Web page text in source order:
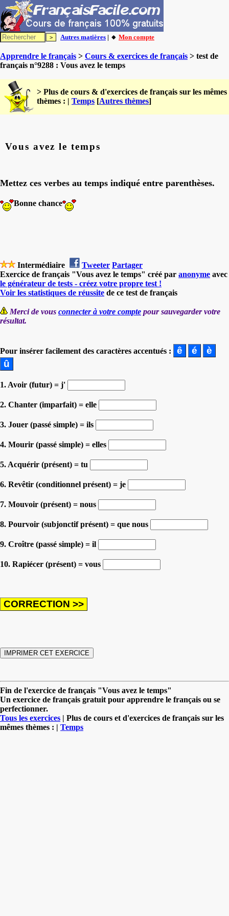
Autres matières | 🔸 Mon compte
Apprendre le français > Cours & exercices de français > test de
français n°9288 : Vous avez le temps
> Plus de cours & d'exercices de français sur les mêmes
thèmes : | Temps [Autres thèmes]
Vous avez le temps
Mettez ces verbes au temps indiqué entre parenthèses.
Bonne chance
Intermédiaire Tweeter Partager
Exercice de français "Vous avez le temps" créé par anonyme avec
le générateur de tests - créez votre propre test !
Voir les statistiques de réussite de ce test de français
Merci de vous connecter à votre compte pour sauvegarder votre
résultat.
Pour insérer facilement des caractères accentués :
1. Avoir (futur) = j'
2. Chanter (imparfait) = elle
3. Jouer (passé simple) = ils
4. Mourir (passé simple) = elles
5. Acquérir (présent) = tu
6. Revêtir (conditionnel présent) = je
7. Mouvoir (présent) = nous
8. Pourvoir (subjonctif présent) = que nous
9. Croître (passé simple) = il
10. Rapiécer (présent) = vous
Fin de l'exercice de français "Vous avez le temps"
Un exercice de français gratuit pour apprendre le français ou se
perfectionner.
Tous les exercices | Plus de cours et d'exercices de français sur les
mêmes thèmes : | Temps